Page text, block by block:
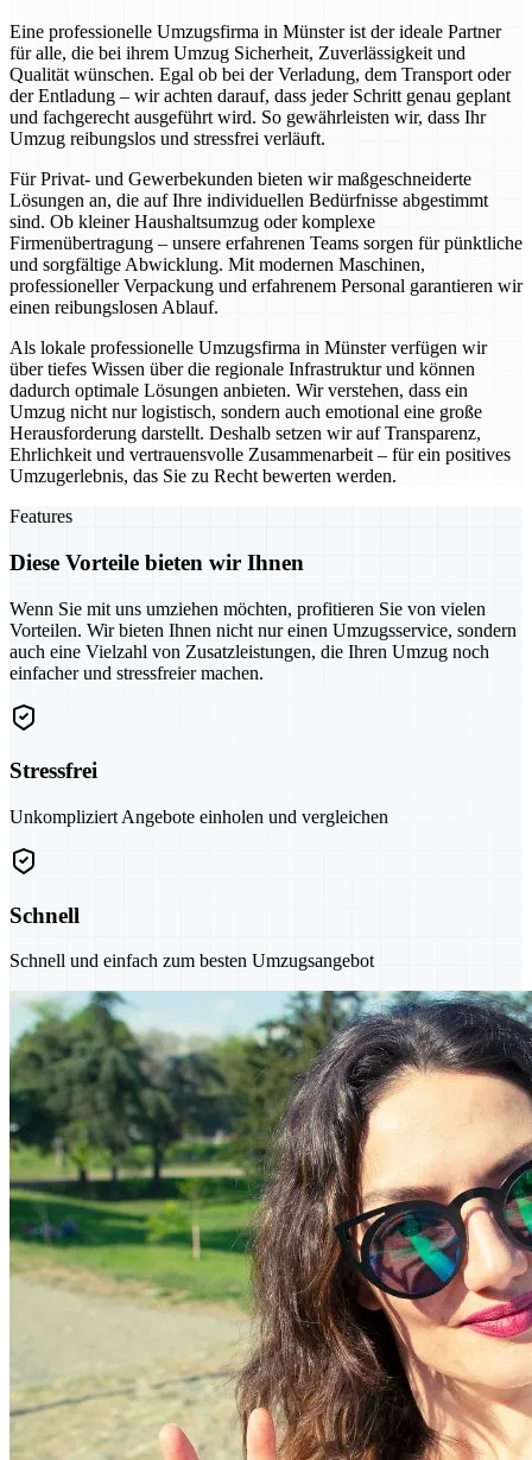
Eine professionelle Umzugsfirma in Münster ist der ideale Partner
für alle, die bei ihrem Umzug Sicherheit, Zuverlässigkeit und
Qualität wünschen. Egal ob bei der Verladung, dem Transport oder
der Entladung – wir achten darauf, dass jeder Schritt genau geplant
und fachgerecht ausgeführt wird. So gewährleisten wir, dass Ihr
Umzug reibungslos und stressfrei verläuft.
Für Privat- und Gewerbekunden bieten wir maßgeschneiderte
Lösungen an, die auf Ihre individuellen Bedürfnisse abgestimmt
sind. Ob kleiner Haushaltsumzug oder komplexe
Firmenübertragung – unsere erfahrenen Teams sorgen für pünktliche
und sorgfältige Abwicklung. Mit modernen Maschinen,
professioneller Verpackung und erfahrenem Personal garantieren wir
einen reibungslosen Ablauf.
Als lokale professionelle Umzugsfirma in Münster verfügen wir
über tiefes Wissen über die regionale Infrastruktur und können
dadurch optimale Lösungen anbieten. Wir verstehen, dass ein
Umzug nicht nur logistisch, sondern auch emotional eine große
Herausforderung darstellt. Deshalb setzen wir auf Transparenz,
Ehrlichkeit und vertrauensvolle Zusammenarbeit – für ein positives
Umzugerlebnis, das Sie zu Recht bewerten werden.
Features
Diese Vorteile bieten wir Ihnen
Wenn Sie mit uns umziehen möchten, profitieren Sie von vielen
Vorteilen. Wir bieten Ihnen nicht nur einen Umzugsservice, sondern
auch eine Vielzahl von Zusatzleistungen, die Ihren Umzug noch
einfacher und stressfreier machen.
Stressfrei
Unkompliziert Angebote einholen und vergleichen
Schnell
Schnell und einfach zum besten Umzugsangebot